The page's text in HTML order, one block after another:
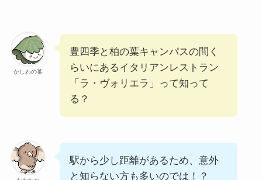
かしわの葉
豊四季と柏の葉キャンパスの間く
らいにあるイタリアンレストラン
「ラ・ヴォリエラ」って知って
る？
駅から少し距離があるため、意外
と知らない方も多いのでは！？